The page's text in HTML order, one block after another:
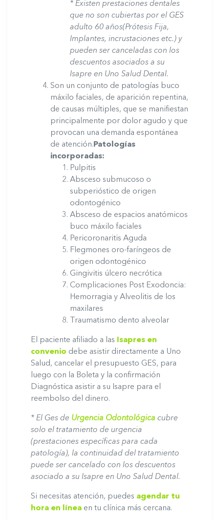
* Existen prestaciones dentales
que no son cubiertas por el GES
adulto 60 años(Prótesis Fija,
Implantes, incrustaciones etc.) y
pueden ser canceladas con los
descuentos asociados a su
Isapre en Uno Salud Dental.
Son un conjunto de patologías buco
máxilo faciales, de aparición repentina,
de causas múltiples, que se manifiestan
principalmente por dolor agudo y que
provocan una demanda espontánea
de atención. Patologías
incorporadas:
Pulpitis
Absceso submucoso o
subperióstico de origen
odontogénico
Absceso de espacios anatómicos
buco máxilo faciales
Pericoronaritis Aguda
Flegmones oro-faríngeos de
origen odontogénico
Gingivitis úlcero necrótica
Complicaciones Post Exodoncia:
Hemorragia y Alveolitis de los
maxilares
Traumatismo dento alveolar
El paciente afiliado a las
Isapres en
convenio debe asistir directamente a Uno
Salud, cancelar el presupuesto GES, para
luego con la Boleta y la confirmación
Diagnóstica asistir a su Isapre para el
reembolso del dinero.
* El Ges de Urgencia Odontológica cubre
solo el tratamiento de urgencia
(prestaciones específicas para cada
patología), la continuidad del tratamiento
puede ser cancelado con los descuentos
asociado a su Isapre en Uno Salud Dental.
Si necesitas atención, puedes agendar tu
hora en línea en tu clínica más cercana.